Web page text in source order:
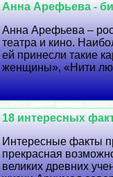
Анна Арефьева -
Анна Арефьева –
театра и кино.
ей принесли такие
женщины», «Нити
18 интересных
Интересные факты
прекрасная
великих древних